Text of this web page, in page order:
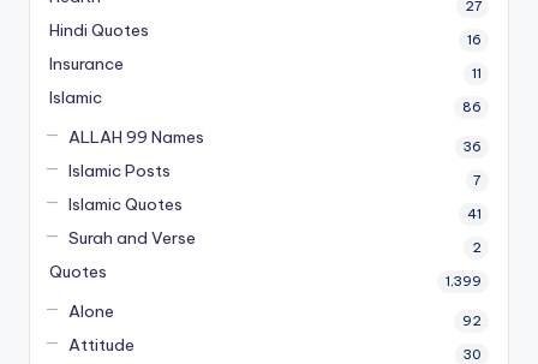
27
Hindi Quotes 16
Insurance 11
Islamic 86
ALLAH 99 Names 36
Islamic Posts 7
Islamic Quotes 41
Surah and Verse 2
Quotes 1,399
Alone 92
Attitude 30